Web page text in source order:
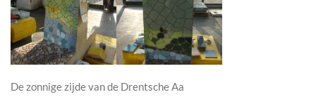
De zonnige zijde van de Drentsche Aa